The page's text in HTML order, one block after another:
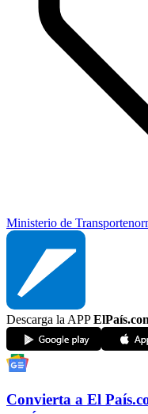
Ministerio de Transporte
Descarga la APP
Convierta a El País